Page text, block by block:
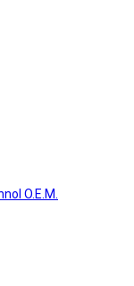
O.E.M.